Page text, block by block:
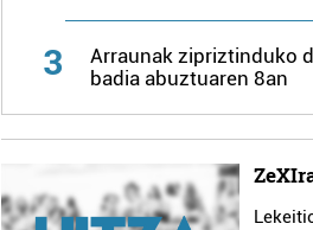
3
Arraunak zipriztinduko
badia abuztuaren 8an